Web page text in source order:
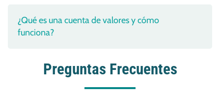
¿Qué es una cuenta de valores y cómo
funciona?
Preguntas Frecuentes